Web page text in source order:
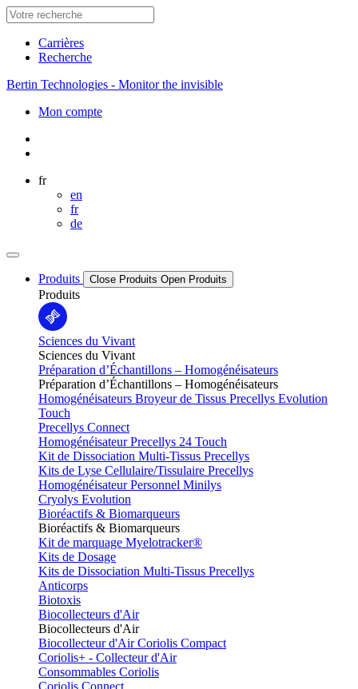
Carrières
Recherche
Bertin Technologies - Monitor the invisible
Mon compte
fr
en
fr
de
Produits Close Produits Open Produits
Produits
Sciences du Vivant
Sciences du Vivant
Préparation d’Échantillons – Homogénéisateurs
Préparation d’Échantillons – Homogénéisateurs
Homogénéisateurs Broyeur de Tissus Precellys Evolution
Touch
Precellys Connect
Homogénéisateur Precellys 24 Touch
Kit de Dissociation Multi-Tissus Precellys
Kits de Lyse Cellulaire/Tissulaire Precellys
Homogénéisateur Personnel Minilys
Cryolys Evolution
Bioréactifs & Biomarqueurs
Bioréactifs & Biomarqueurs
Kit de marquage Myelotracker®
Kits de Dosage
Kits de Dissociation Multi-Tissus Precellys
Anticorps
Biotoxis
Biocollecteurs d'Air
Biocollecteurs d'Air
Biocollecteur d'Air Coriolis Compact
Coriolis+ - Collecteur d'Air
Consommables Coriolis
Coriolis Connect